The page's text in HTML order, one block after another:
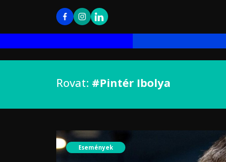
Rovat: #Pintér Ibolya
Események